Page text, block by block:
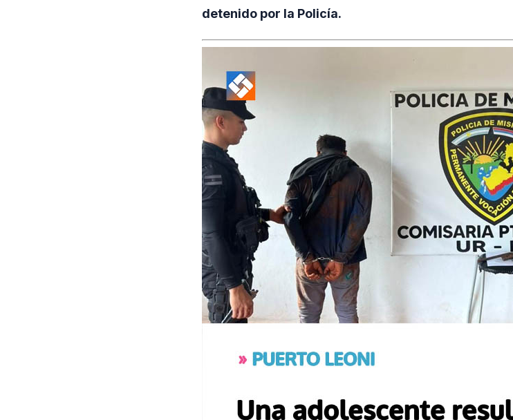
detenido por la Policía.